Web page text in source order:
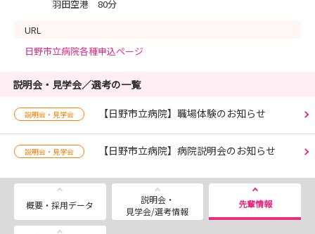
羽田空港 80分
URL
日野市立病院各種申込ページ
説明会・見学会／選考の一覧
説明会・見学会 【日野市立病院】職場体験のお知らせ
説明会・見学会 【日野市立病院】病院説明会のお知らせ
概要・採用データ
説明会・
見学会/選考情報
先輩情報